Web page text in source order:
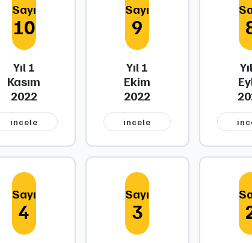
Sayı
10
Yıl 1
Kasım
2022
i̇ncele
Sayı
9
Yıl 1
Ekim
2022
i̇ncele
Sayı
4
Sayı
3